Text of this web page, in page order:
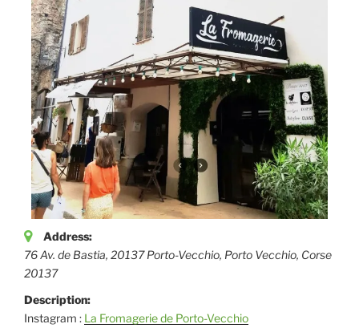
Address:
76 Av. de Bastia, 20137 Porto-Vecchio, Porto Vecchio, Corse
20137
Description:
Instagram : La Fromagerie de Porto-Vecchio